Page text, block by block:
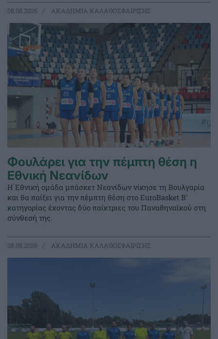
08.08.2026 ΑΚΑΔΗΜΙΑ ΚΑΛΑΘΟΣΦΑΙΡΙΣΗΣ
Φουλάρει για την πέμπτη θέση η
Εθνική Νεανίδων
Η Εθνική ομάδα μπάσκετ Νεανίδων νίκησε τη Βουλγαρία
και θα παίξει για την πέμπτη θέση στο EuroBasket Β'
κατηγορίας έχοντας δύο παίκτριες του Παναθηναϊκού στη
σύνθεσή της.
08.08.2026 ΑΚΑΔΗΜΙΑ ΚΑΛΑΘΟΣΦΑΙΡΙΣΗΣ